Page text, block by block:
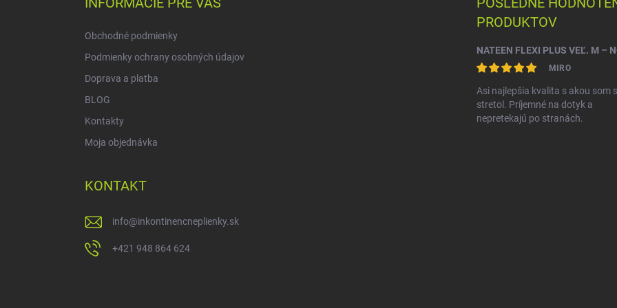
Obchodné podmienky
Podmienky ochrany osobných údajov
Doprava a platba
BLOG
Kontakty
Moja objednávka
PRODUKTOV
MIRO
Asi najlepšia kvalita s akou som
stretol. Príjemné na dotyk a
nepretekajú po stranách.
KONTAKT
info@inkontinencneplienky.sk
+421 948 864 624